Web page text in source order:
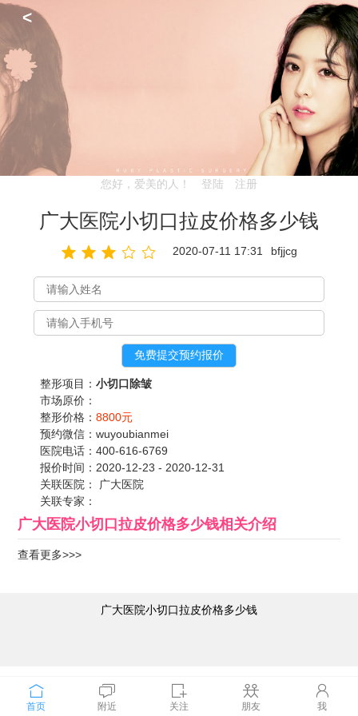
<
您好，爱美的人！ 登陆 注册
广大医院小切口拉皮价格多少钱
2020-07-11 17:31 bfjjcg
整形项目：小切口除皱
市场原价：
整形价格：8800元
预约微信：wuyoubianmei
医院电话：400-616-6769
报价时间：2020-12-23 - 2020-12-31
关联医院：
广大医院
关联专家：
广大医院小切口拉皮价格多少钱相关介绍
查看更多>>>
广大医院小切口拉皮价格多少钱
首页 附近 关注 朋友 我